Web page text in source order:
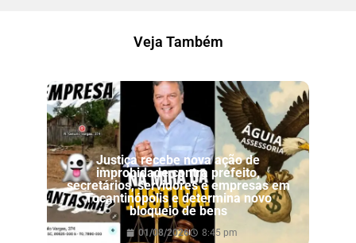
Veja Também
Justiça recebe nova ação de
improbidade contra prefeito,
secretários, servidores e empresas em
Tocantinópolis e determina novo
bloqueio de bens
01/08/2026 8:45 pm